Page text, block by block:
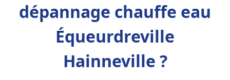
dépannage chauffe eau
Équeurdreville
Hainneville ?